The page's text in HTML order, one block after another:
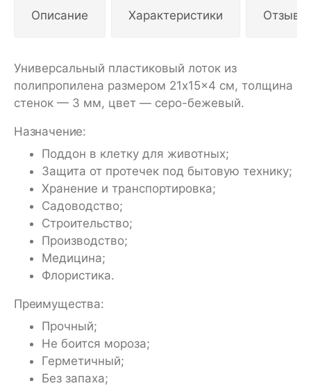
Описание Характеристики
Универсальный пластиковый лоток из
полипропилена размером 21x15x4 см, толщина
стенок — 3 мм, цвет — серо-бежевый.
Назначение:
Поддон в клетку для животных;
Защита от протечек под бытовую технику;
Хранение и транспортировка;
Садоводство;
Строительство;
Производство;
Медицина;
Флористика.
Преимущества:
Прочный;
Не боится мороза;
Герметичный;
Без запаха;